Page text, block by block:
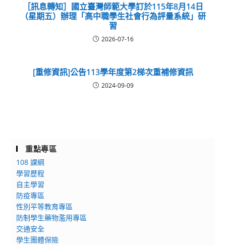
［訊息轉知］國立臺灣師範大學訂於115年8月14日
（星期五）辦理「高中職學生社會行為評量系統」研
習
2026-07-16
[重修資訊]公告113學年度第2梯次重補修資訊
2024-09-09
重點專區
108 課綱
學習歷程
自主學習
防疫專區
性別平等教育專區
防制學生藥物濫用專區
交通安全
學生團體保險